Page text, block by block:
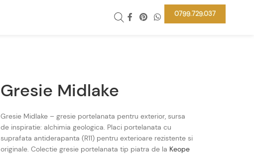
0799.729.037
Gresie Midlake
Gresie Midlake – gresie portelanata pentru exterior, sursa
de inspiratie: alchimia geologica. Placi portelanata cu
suprafata antiderapanta (R11) pentru exterioare rezistente si
originale. Colectie gresie portelanata tip piatra de la Keope